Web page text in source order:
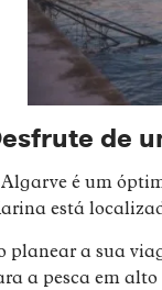
de
Algarve é um
está
planear a sua
a pesca em